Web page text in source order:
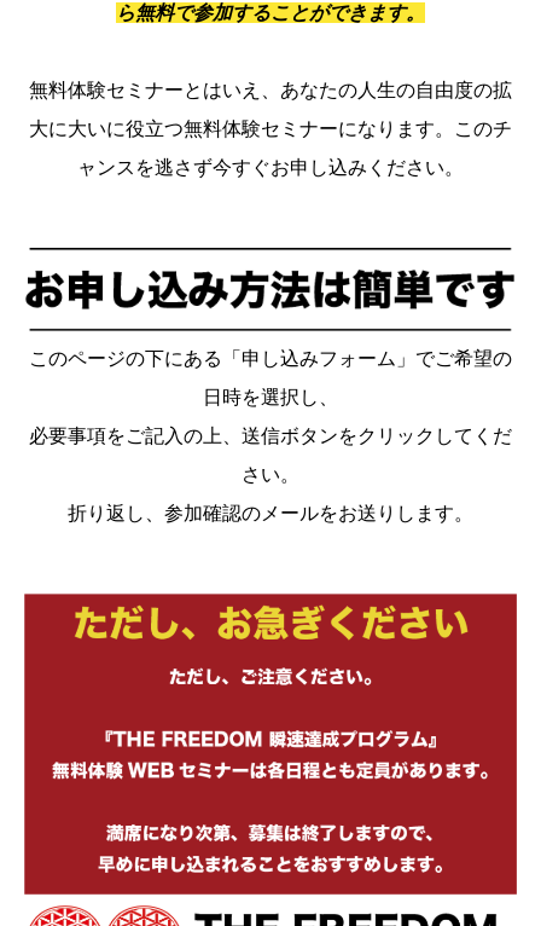
ら無料で参加することができます。
無料体験セミナーとはいえ、あなたの人生の自由度の拡
大に大いに役立つ無料体験セミナーになります。このチ
ャンスを逃さず今すぐお申し込みください。
このページの下にある「申し込みフォーム」でご希望の
日時を選択し、
必要事項をご記入の上、送信ボタンをクリックしてくだ
さい。
折り返し、参加確認のメールをお送りします。